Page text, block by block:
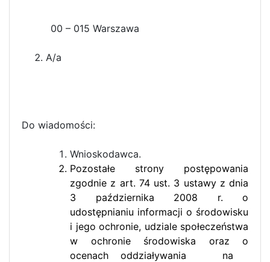
00 – 015 Warszawa
A/a
Do wiadomości:
Wnioskodawca.
Pozostałe strony postępowania
zgodnie z art. 74 ust. 3 ustawy z dnia
3 października 2008 r. o
udostępnianiu informacji o środowisku
i jego ochronie, udziale społeczeństwa
w ochronie środowiska oraz o
ocenach oddziaływania na